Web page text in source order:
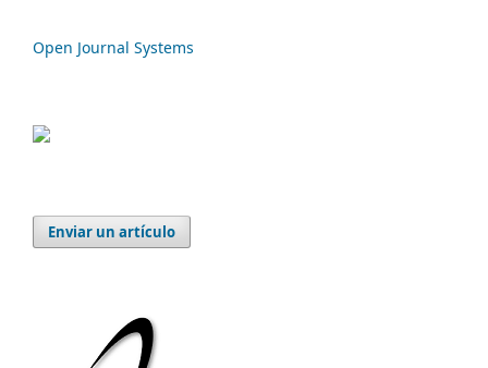
Open Journal Systems
Enviar un artículo